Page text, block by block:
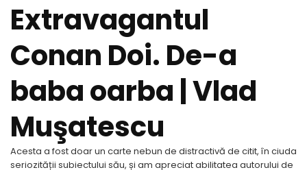
Extravagantul
Conan Doi. De-a
baba oarba | Vlad
Muşatescu
Acesta a fost doar un carte nebun de distractivă de citit, în ciuda
seriozității subiectului său, și am apreciat abilitatea autorului de